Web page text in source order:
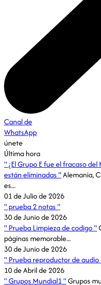
Canal de
WhatsApp
únete
Última hora
¿El Grupo E fue el fracaso
están eliminadas
Alemania,
es...
01 de Julio de 2026
prueba 2 notas
30 de Junio de 2026
Prueba Limpieza de codigo
páginas memorable...
30 de Junio de 2026
Prueba reproductor de audio
10 de Abril de 2026
Grupos Mundial1 Grupos